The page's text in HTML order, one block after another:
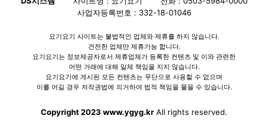
사업자등록번호 : 332-18-01046
요기요기 사이트는 불법적인 업체와 제휴를 하지 않습니다.
건전한 업체만 제휴가능 합니다.
요기요기는 정보제공자로서 제휴업체가 등록한 컨텐츠 및 이와 관련한
어떤 거래에 대해 일체 책임을 지지 않습니다.
요기요기에 게시된 모든 컨텐츠는 무단으로 사용할 수 없으며
이를 어길 경우 저작권법에 의거하여 법적 책임을 물을 수 있습니다.
Copyright 2023 www.ygyg.kr All rights reserved.